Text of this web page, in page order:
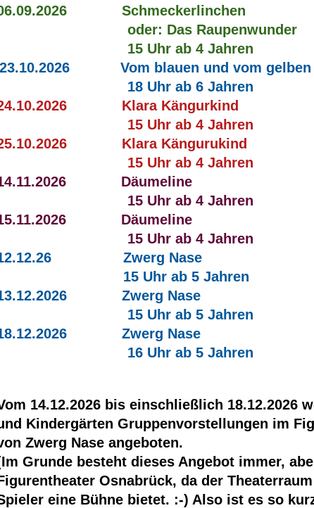
Schmeckerlinchen
Das Raupenwunder
Uhr ab 4 Jahren
Vom blauen und vom gelben
Uhr ab 6 Jahren
Klara Kängurkind
Uhr ab 4 Jahren
Klara Kängurukind
Uhr ab 4 Jahren
Däumeline
Uhr ab 4 Jahren
Däumeline
Uhr ab 4 Jahren
Zwerg Nase
Uhr ab 5 Jahren
Zwerg Nase
Uhr ab 5 Jahren
Zwerg Nase
Uhr ab 5 Jahren
14.12.2026 bis einschließlich 18.12.2026
Kindergärten Gruppenvorstellungen im
Zwerg Nase angeboten.
Grunde besteht dieses Angebot immer,
Osnabrück, da der
eine Bühne bietet. :-) Also ist es so